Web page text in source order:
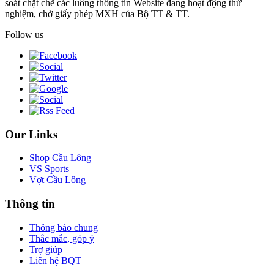
soát chặt chẽ các luồng thông tin Website đang hoạt động thử
nghiệm, chờ giấy phép MXH của Bộ TT & TT.
Follow us
Our Links
Shop Cầu Lông
VS Sports
Vợt Cầu Lông
Thông tin
Thông báo chung
Thắc mắc, góp ý
Trợ giúp
Liên hệ BQT